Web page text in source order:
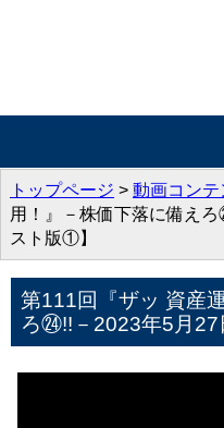
トップページ
プロフィール
動画コンテンツ
著作紹介
トップページ > 動画コンテ
用！』－株価下落に備え
スト版①】
第111回『ザッ 資産
ろ㉔!!－2023年5月